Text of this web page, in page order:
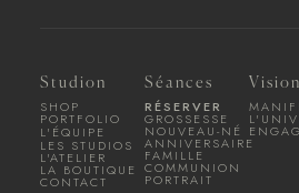
Studion
SHOP
PORTFOLIO
L'ÉQUIPE
LES STUDIOS
L'ATELIER
LA BOUTIQUE
CONTACT
Séances
RÉSERVER
GROSSESSE
NOUVEAU-NÉ
ANNIVERSAIRE
FAMILLE
COMMUNION
PORTRAIT
Vision